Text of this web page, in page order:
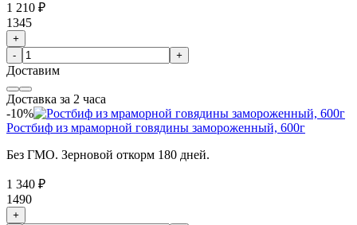
1 210 ₽
1345
+
-
+
Доставим
Доставка за 2 часа
-10%
Ростбиф из мраморной говядины замороженный, 600г
Без ГМО. Зерновой откорм 180 дней.
1 340 ₽
1490
+